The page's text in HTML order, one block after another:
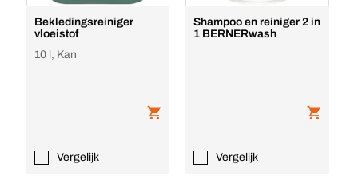
Bekledingsreiniger
vloeistof
10 l, Kan
Vergelijk
Shampoo en reiniger 2 in
1 BERNERwash
Vergelijk